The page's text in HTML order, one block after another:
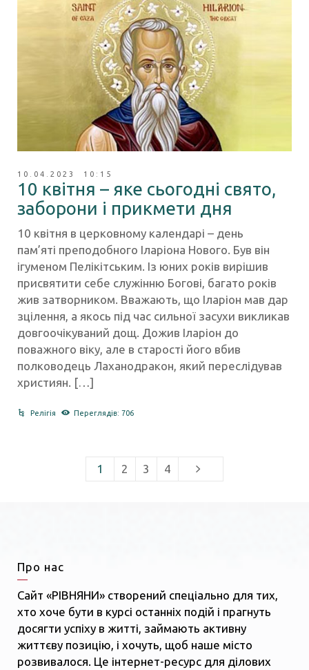
10.04.2023 10:15
10 квітня – яке сьогодні свято,
заборони і прикмети дня
10 квітня в церковному календарі – день
пам’яті преподобного Іларіона Нового. Був він
ігуменом Пелікітським. Із юних років вирішив
присвятити себе служінню Богові, багато років
жив затворником. Вважають, що Іларіон мав дар
зцілення, а якось під час сильної засухи викликав
довгоочікуваний дощ. Дожив Іларіон до
поважного віку, але в старості його вбив
полководець Лаханодракон, який переслідував
християн. […]
Релігія Переглядів: 706
1 2 3 4
Про нас
Сайт «РІВНЯНИ» створений спеціально для тих,
хто хоче бути в курсі останніх подій і прагнуть
досягти успіху в житті, займають активну
життєву позицію, і хочуть, щоб наше місто
розвивалося. Це інтернет-ресурс для ділових